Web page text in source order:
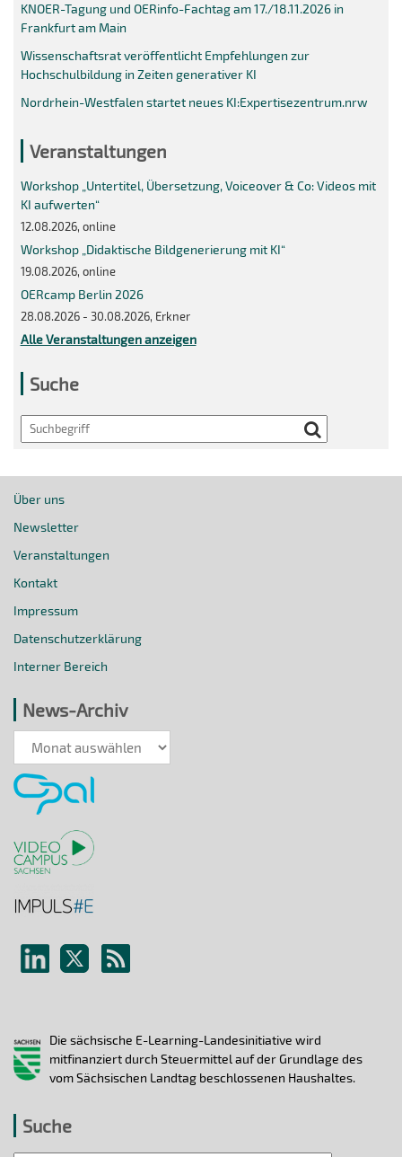
KNOER-Tagung und OERinfo-Fachtag am 17./18.11.2026 in
Frankfurt am Main
Wissenschaftsrat veröffentlicht Empfehlungen zur
Hochschulbildung in Zeiten generativer KI
Nordrhein-Westfalen startet neues KI:Expertisezentrum.nrw
Veranstaltungen
Workshop „Untertitel, Übersetzung, Voiceover & Co: Videos mit
KI aufwerten“
12.08.2026, online
Workshop „Didaktische Bildgenerierung mit KI“
19.08.2026, online
OERcamp Berlin 2026
28.08.2026 - 30.08.2026, Erkner
Alle Veranstaltungen anzeigen
Suche
Search
Über uns
Newsletter
Veranstaltungen
Kontakt
Impressum
Datenschutzerklärung
Interner Bereich
News-Archiv
News-
Archiv
Die sächsische E-Learning-Landesinitiative wird
mitfinanziert durch Steuermittel auf der Grundlage des
vom Sächsischen Landtag beschlossenen Haushaltes.
Suche